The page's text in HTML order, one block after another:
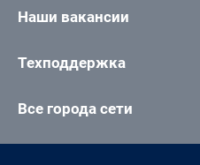
Наши вакансии
Техподдержка
Все города сети